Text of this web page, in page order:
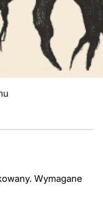
Wymagane